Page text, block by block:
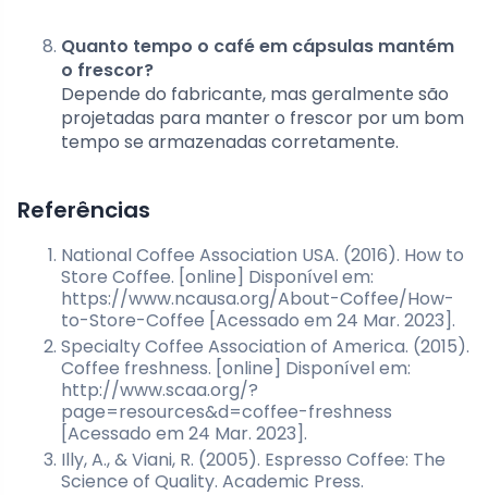
Quanto tempo o café em cápsulas mantém
o frescor?
Depende do fabricante, mas geralmente são
projetadas para manter o frescor por um bom
tempo se armazenadas corretamente.
Referências
National Coffee Association USA. (2016). How to
Store Coffee. [online] Disponível em:
https://www.ncausa.org/About-Coffee/How-
to-Store-Coffee [Acessado em 24 Mar. 2023].
Specialty Coffee Association of America. (2015).
Coffee freshness. [online] Disponível em:
http://www.scaa.org/?
page=resources&d=coffee-freshness
[Acessado em 24 Mar. 2023].
Illy, A., & Viani, R. (2005). Espresso Coffee: The
Science of Quality. Academic Press.